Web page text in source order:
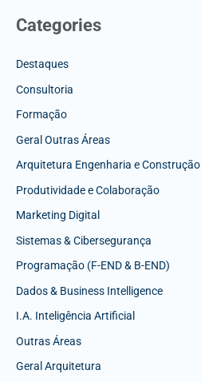
Categories
Destaques
Consultoria
Formação
Geral Outras Áreas
Arquitetura Engenharia e Construção
Produtividade e Colaboração
Marketing Digital
Sistemas & Cibersegurança
Programação (F-END & B-END)
Dados & Business Intelligence
I.A. Inteligência Artificial
Outras Áreas
Geral Arquitetura